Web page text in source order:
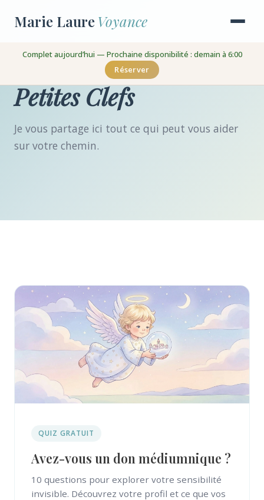
Marie LaureVoyance
Complet aujourd’hui — Prochaine disponibilité : demain à 6:00
Réserver
Petites Clefs
Je vous partage ici tout ce qui peut vous aider
sur votre chemin.
QUIZ GRATUIT
Avez-vous un don médiumnique ?
10 questions pour explorer votre sensibilité
invisible. Découvrez votre profil et ce que vos